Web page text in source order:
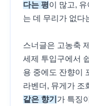
다는 평이 많고,
는 데 무리가 없다
스너글은 고농축
세제 투입구에서
용 중에도 잔향이
라벤더, 뮤게가 조
같은 향기 가 특징